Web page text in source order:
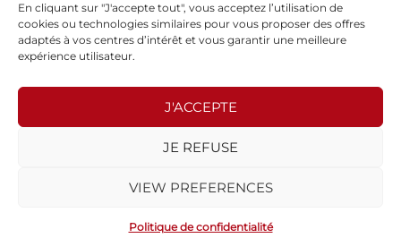
En cliquant sur "J'accepte tout", vous acceptez l’utilisation de
cookies ou technologies similaires pour vous proposer des offres
adaptés à vos centres d’intérêt et vous garantir une meilleure
expérience utilisateur.
J'ACCEPTE
JE REFUSE
VIEW PREFERENCES
Politique de confidentialité
Espace presse
Politique de confidentialité
SPORSORA
75015 PARIS
WEB Stratégies- © 2026 Tous droits réservés.